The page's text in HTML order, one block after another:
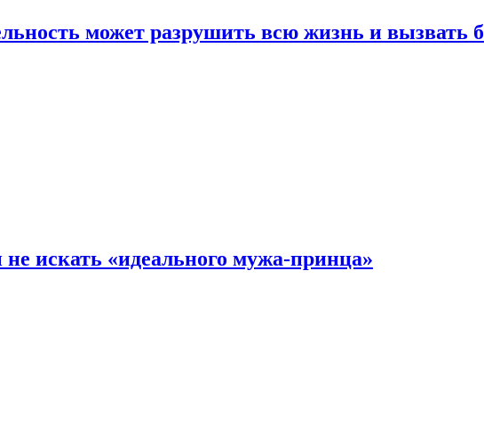
может разрушить всю жизнь и вызвать
искать «идеального мужа-принца»